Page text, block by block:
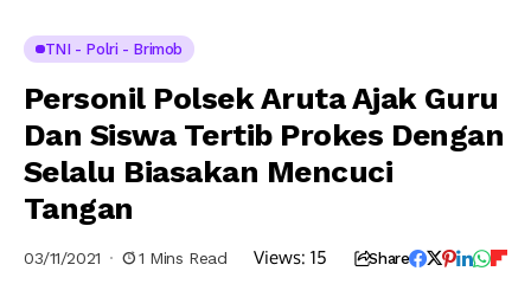
TNI - Polri - Brimob
Personil Polsek Aruta Ajak Guru
Dan Siswa Tertib Prokes Dengan
Selalu Biasakan Mencuci
Tangan
03/11/2021 1 Mins Read Views: 15 Share